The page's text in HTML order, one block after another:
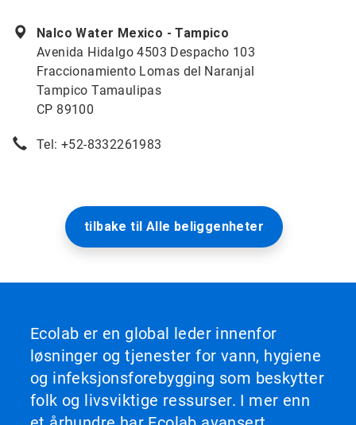
Nalco Water Mexico - Tampico
Avenida Hidalgo 4503 Despacho 103
Fraccionamiento Lomas del Naranjal
Tampico Tamaulipas
CP 89100
Tel: +52-8332261983
tilbake til Alle beliggenheter
Ecolab er en global leder innenfor
løsninger og tjenester for vann, hygiene
og infeksjonsforebygging som beskytter
folk og livsviktige ressurser. I mer enn